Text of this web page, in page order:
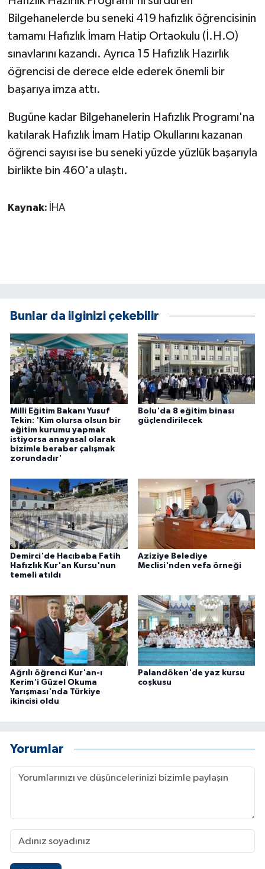
Bilgehanelerde bu seneki 419 hafızlık öğrencisinin
tamamı Hafızlık İmam Hatip Ortaokulu (İ.H.O)
sınavlarını kazandı. Ayrıca 15 Hafızlık Hazırlık
öğrencisi de derece elde ederek önemli bir
başarıya imza attı.
Bugüne kadar Bilgehanelerin Hafızlık Programı'na
katılarak Hafızlık İmam Hatip Okullarını kazanan
öğrenci sayısı ise bu seneki yüzde yüzlük başarıyla
birlikte bin 460'a ulaştı.
Kaynak: İHA
Bunlar da ilginizi çekebilir
Milli Eğitim Bakanı Yusuf
Tekin: 'Kim olursa olsun bir
eğitim kurumu yapmak
istiyorsa anayasal olarak
bizimle beraber çalışmak
zorundadır'
Bolu'da 8 eğitim binası
güçlendirilecek
Demirci'de Hacıbaba Fatih
Hafızlık Kur'an Kursu'nun
temeli atıldı
Aziziye Belediye
Meclisi'nden vefa örneği
Ağrılı öğrenci Kur'an-ı
Kerim'i Güzel Okuma
Yarışması'nda Türkiye
ikincisi oldu
Palandöken'de yaz kursu
coşkusu
Yorumlar